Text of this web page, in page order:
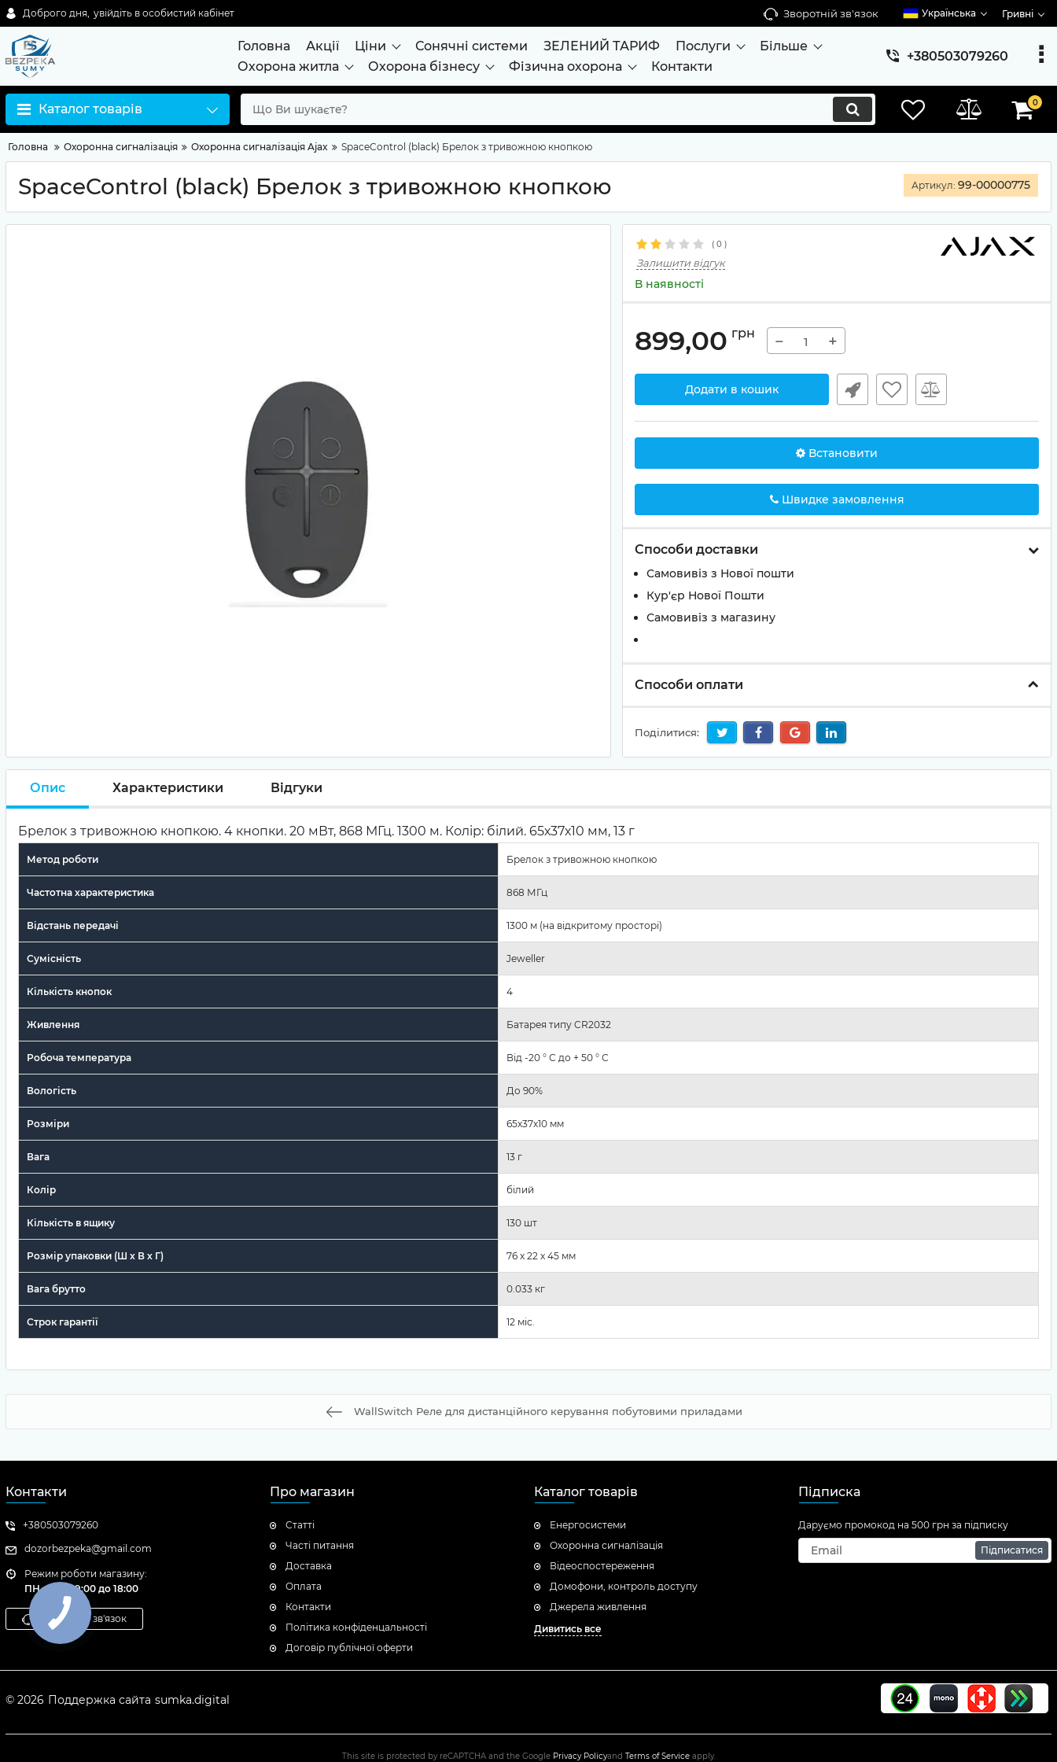
Доброго дня, увійдіть в особистий кабінет Зворотній зв'язок Українська Гривні
Головна Акції Ціни Сонячні системи ЗЕЛЕНИЙ ТАРИФ Послуги
Більше
Охорона житла
Охорона бізнесу Фізична охорона Контакти
+380503079260
Каталог товарів 0
Головна Охоронна сигналізація Охоронна сигналізація Ajax SpaceControl (black) Брелок з тривожною кнопкою
SpaceControl (black) Брелок з тривожною кнопкою Артикул: 99-00000775
( 0 )
Залишити відгук
В наявності
899,00 грн − +
Додати в кошик
Встановити
Швидке замовлення
Способи доставки
Самовивіз з Нової пошти
Кур'єр Нової Пошти
Самовивіз з магазину
Способи оплати
Поділитися:
Опис Характеристики Відгуки
Брелок з тривожною кнопкою. 4 кнопки. 20 мВт, 868 МГц. 1300 м. Колір: білий. 65х37х10 мм, 13 г
Метод роботи Брелок з тривожною кнопкою
Частотна характеристика 868 МГц
Відстань передачі 1300 м (на відкритому просторі)
Сумісність Jeweller
Кількість кнопок 4
Живлення Батарея типу CR2032
Робоча температура Від -20 ° С до + 50 ° С
Вологість До 90%
Розміри 65х37х10 мм
Вага 13 г
Колір білий
Кількість в ящику 130 шт
Розмір упаковки (Ш х В х Г) 76 x 22 x 45 мм
Вага брутто 0.033 кг
Строк гарантії 12 міс.
WallSwitch Реле для дистанційного керування побутовими приладами
Контакти
+380503079260
dozorbezpeka@gmail.com
Режим роботи магазину:
ПН - ПТ: с 9:00 до 18:00
Зворотній зв'язок
Про магазин
Статті
Часті питання
Доставка
Оплата
Контакти
Політика конфіденцальності
Договір публічної оферти
Каталог товарів
Енергосистеми
Охоронна сигналізація
Відеоспостереження
Домофони, контроль доступу
Джерела живлення
Дивитись все
Підписка
Даруємо промокод на 500 грн за підписку
Підписатися
© 2026 Поддержка сайта sumka.digital
This site is protected by reCAPTCHA and the Google Privacy Policyand Terms of Serviceapply.